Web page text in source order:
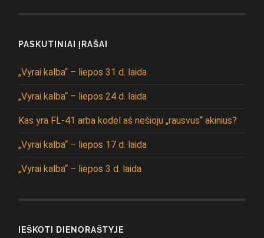
PASKUTINIAI ĮRAŠAI
„Vyrai kalba“ – liepos 31 d. laida
„Vyrai kalba“ – liepos 24 d. laida
Kas yra FL-41 arba kodėl aš nešioju „rausvus“ akinius?
„Vyrai kalba“ – liepos 17 d. laida
„Vyrai kalba“ – liepos 3 d. laida
IEŠKOTI DIENORAŠTYJE